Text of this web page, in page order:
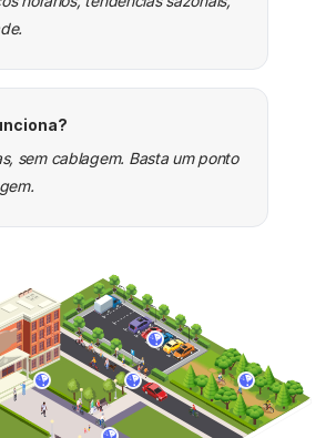
sem cablagem. Basta um ponto